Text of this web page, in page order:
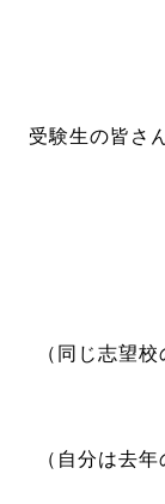
受験生の皆さ
（同じ志望
（自分は去